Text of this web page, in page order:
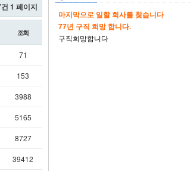
마지막으로 일할 회사를 찾습니다
77년 구직 희망 합니다.
구직희망합니다
1 페이지
조회
71
153
3988
5165
8727
39412